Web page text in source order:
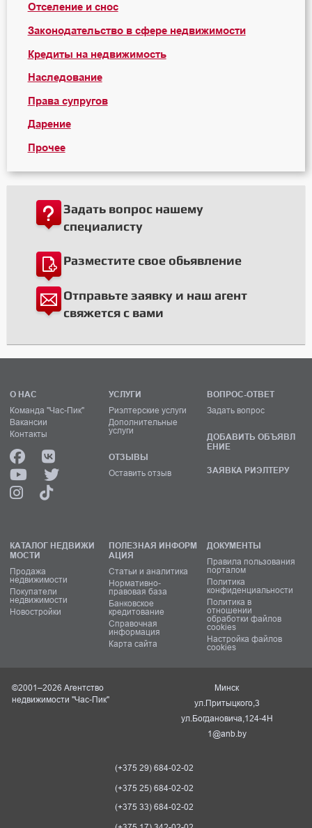
Отселение и снос
Законодательство в сфере недвижимости
Кредиты на недвижимость
Наследование
Права супругов
Дарение
Прочее
Задать вопрос нашему
специалисту
Разместите свое обьявление
Отправьте заявку и наш агент
свяжется с вами
О НАС
Команда "Час-Пик"
Вакансии
Контакты
УСЛУГИ
Риэлтерские услуги
Дополнительные
услуги
ОТЗЫВЫ
Оставить отзыв
ВОПРОС-ОТВЕТ
Задать вопрос
ДОБАВИТЬ ОБЪЯВЛ
ЕНИЕ
ЗАЯВКА РИЭЛТЕРУ
КАТАЛОГ НЕДВИЖИ
МОСТИ
Продажа
недвижимости
Покупатели
недвижимости
Новостройки
ПОЛЕЗНАЯ ИНФОРМ
АЦИЯ
Статьи и аналитика
Нормативно-
правовая база
Банковское
кредитование
Справочная
информация
Карта сайта
ДОКУМЕНТЫ
Правила пользования
порталом
Политика
конфиденциальности
Политика в
отношении
обработки файлов
cookies
Настройка файлов
cookies
©2001–2026 Агентство
недвижимости "Час-Пик"
Минск
ул.Притыцкого,3
ул.Богдановича,124-4Н
1@anb.by
(+375 29) 684-02-02
(+375 25) 684-02-02
(+375 33) 684-02-02